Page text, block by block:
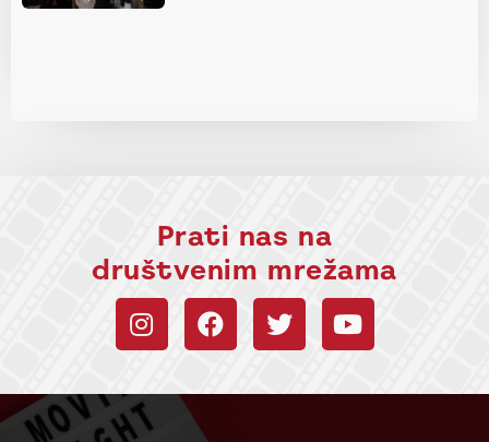
Prati nas na
društvenim mrežama